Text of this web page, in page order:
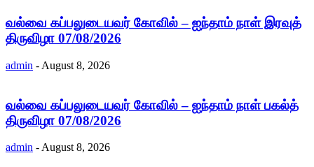
வல்வை கப்பலுடையவர் கோவில் – ஐந்தாம் நாள் இரவுத்
திருவிழா 07/08/2026
admin - August 8, 2026
வல்வை கப்பலுடையவர் கோவில் – ஐந்தாம் நாள் பகல்த்
திருவிழா 07/08/2026
admin - August 8, 2026